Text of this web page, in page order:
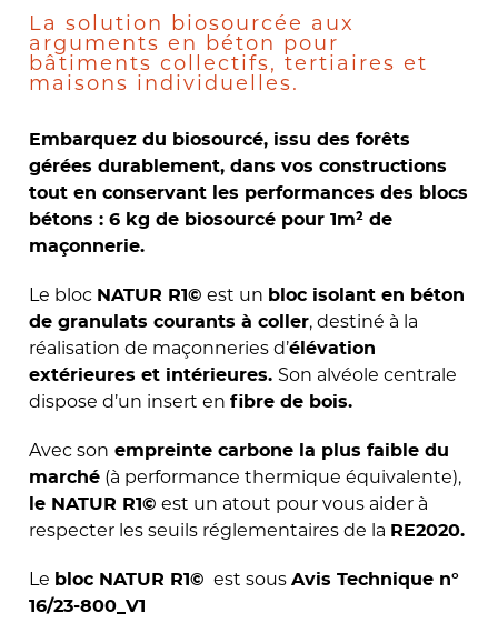
La solution biosourcée aux
arguments en béton pour
bâtiments collectifs, tertiaires et
maisons individuelles.
Embarquez du biosourcé, issu des forêts
gérées durablement, dans vos constructions
tout en conservant les performances des blocs
bétons : 6 kg de biosourcé pour 1m² de
maçonnerie.
Le bloc NATUR R1© est un bloc isolant en béton
de granulats courants à coller, destiné à la
réalisation de maçonneries d’élévation
extérieures et intérieures. Son alvéole centrale
dispose d’un insert enfibre de bois.
Avec son empreinte carbone la plus faible du
marché (à performance thermique équivalente),
le NATUR R1© est un atout pour vous aider à
respecter les seuils réglementaires de la RE2020.
Le bloc NATUR R1© est sousAvis Technique n°
16/23-800_V1